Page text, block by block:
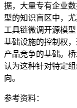
据，大量专有企业
型的知识盲区中，
工具链微调开源模
基础设施的控制权
产品竞争的基础。
认为这种针对特定
向。
参考资料：